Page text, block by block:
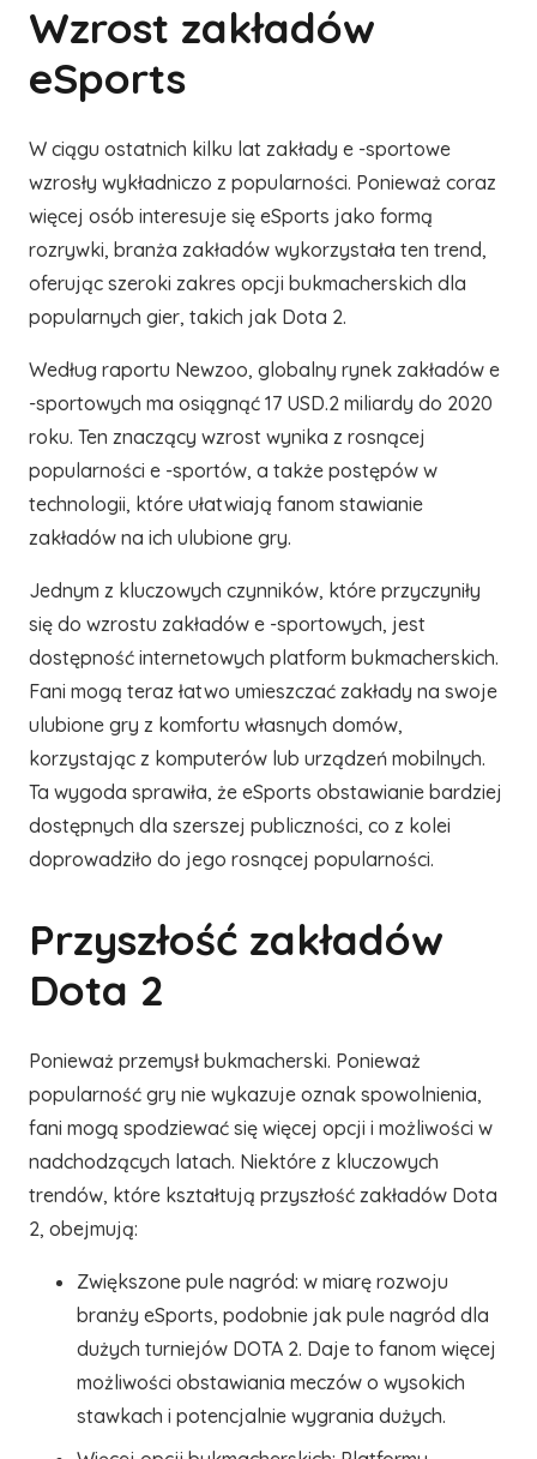
Wzrost zakładów
eSports
W ciągu ostatnich kilku lat zakłady e -sportowe
wzrosły wykładniczo z popularności. Ponieważ coraz
więcej osób interesuje się eSports jako formą
rozrywki, branża zakładów wykorzystała ten trend,
oferując szeroki zakres opcji bukmacherskich dla
popularnych gier, takich jak Dota 2.
Według raportu Newzoo, globalny rynek zakładów e
-sportowych ma osiągnąć 17 USD.2 miliardy do 2020
roku. Ten znaczący wzrost wynika z rosnącej
popularności e -sportów, a także postępów w
technologii, które ułatwiają fanom stawianie
zakładów na ich ulubione gry.
Jednym z kluczowych czynników, które przyczyniły
się do wzrostu zakładów e -sportowych, jest
dostępność internetowych platform bukmacherskich.
Fani mogą teraz łatwo umieszczać zakłady na swoje
ulubione gry z komfortu własnych domów,
korzystając z komputerów lub urządzeń mobilnych.
Ta wygoda sprawiła, że ​​eSports obstawianie bardziej
dostępnych dla szerszej publiczności, co z kolei
doprowadziło do jego rosnącej popularności.
Przyszłość zakładów
Dota 2
Ponieważ przemysł bukmacherski. Ponieważ
popularność gry nie wykazuje oznak spowolnienia,
fani mogą spodziewać się więcej opcji i możliwości w
nadchodzących latach. Niektóre z kluczowych
trendów, które kształtują przyszłość zakładów Dota
2, obejmują:
Zwiększone pule nagród: w miarę rozwoju
branży eSports, podobnie jak pule nagród dla
dużych turniejów DOTA 2. Daje to fanom więcej
możliwości obstawiania meczów o wysokich
stawkach i potencjalnie wygrania dużych.